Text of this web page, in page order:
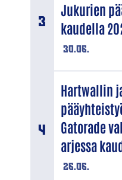
30.06.
Jukurien
kaudella
26.06.
Hartwallin
Gatorade
arjessa